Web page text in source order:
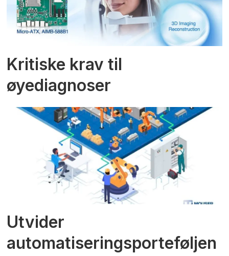
Kritiske krav til
øyediagnoser
Utvider
automatiseringsporteføljen